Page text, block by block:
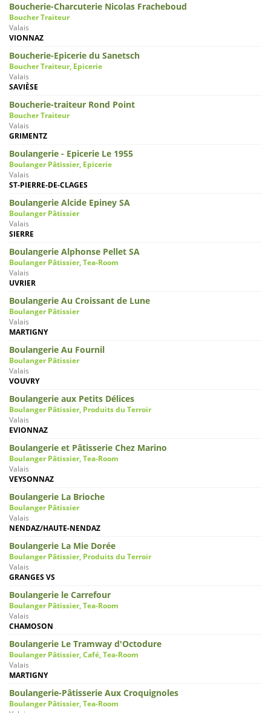
Boucherie-Charcuterie Nicolas Fracheboud
Boucher Traiteur
Valais
VIONNAZ
Boucherie-Epicerie du Sanetsch
Boucher Traiteur, Epicerie
Valais
SAVIÈSE
Boucherie-traiteur Rond Point
Boucher Traiteur
Valais
GRIMENTZ
Boulangerie - Epicerie Le 1955
Boulanger Pâtissier, Epicerie
Valais
ST-PIERRE-DE-CLAGES
Boulangerie Alcide Epiney SA
Boulanger Pâtissier
Valais
SIERRE
Boulangerie Alphonse Pellet SA
Boulanger Pâtissier, Tea-Room
Valais
UVRIER
Boulangerie Au Croissant de Lune
Boulanger Pâtissier
Valais
MARTIGNY
Boulangerie Au Fournil
Boulanger Pâtissier
Valais
VOUVRY
Boulangerie aux Petits Délices
Boulanger Pâtissier, Produits du Terroir
Valais
EVIONNAZ
Boulangerie et Pâtisserie Chez Marino
Boulanger Pâtissier, Tea-Room
Valais
VEYSONNAZ
Boulangerie La Brioche
Boulanger Pâtissier
Valais
NENDAZ/HAUTE-NENDAZ
Boulangerie La Mie Dorée
Boulanger Pâtissier, Produits du Terroir
Valais
GRANGES VS
Boulangerie le Carrefour
Boulanger Pâtissier, Tea-Room
Valais
CHAMOSON
Boulangerie Le Tramway d'Octodure
Boulanger Pâtissier, Café, Tea-Room
Valais
MARTIGNY
Boulangerie-Pâtisserie Aux Croquignoles
Boulanger Pâtissier, Tea-Room